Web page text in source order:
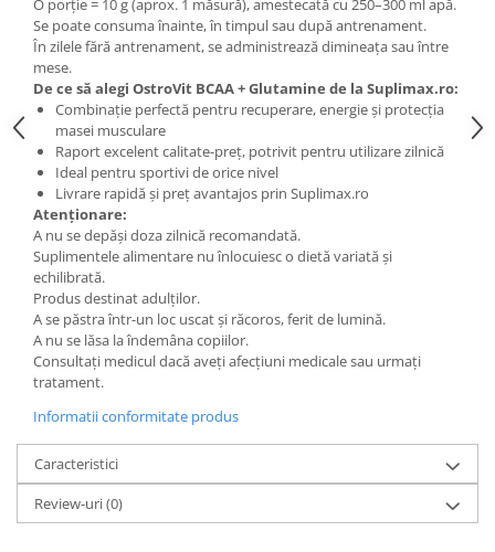
O porție = 10 g (aprox. 1 măsură), amestecată cu 250–300 ml apă.
Se poate consuma înainte, în timpul sau după antrenament.
În zilele fără antrenament, se administrează dimineața sau între
mese.
De ce să alegi OstroVit BCAA + Glutamine de la Suplimax.ro:
Combinație perfectă pentru recuperare, energie și protecția
masei musculare
Raport excelent calitate-preț, potrivit pentru utilizare zilnică
Ideal pentru sportivi de orice nivel
Livrare rapidă și preț avantajos prin Suplimax.ro
Atenționare:
A nu se depăși doza zilnică recomandată.
Suplimentele alimentare nu înlocuiesc o dietă variată și
echilibrată.
Produs destinat adulților.
A se păstra într-un loc uscat și răcoros, ferit de lumină.
A nu se lăsa la îndemâna copiilor.
Consultați medicul dacă aveți afecțiuni medicale sau urmați
tratament.
Informatii conformitate produs
Caracteristici
Review-uri(0)